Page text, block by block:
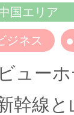
国エリア
ジネス
ュー
幹線